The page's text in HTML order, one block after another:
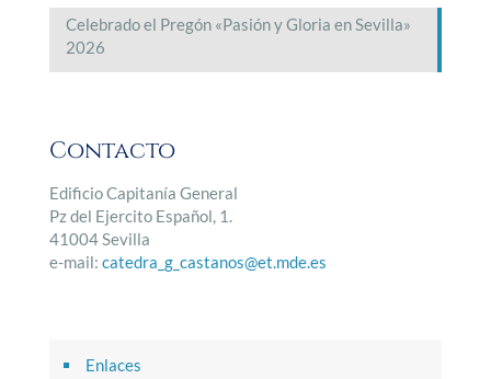
Celebrado el Pregón «Pasión y Gloria en Sevilla»
2026
Contacto
Edificio Capitanía General
Pz del Ejercito Español, 1.
41004 Sevilla
e-mail: catedra_g_castanos@et.mde.es
Enlaces